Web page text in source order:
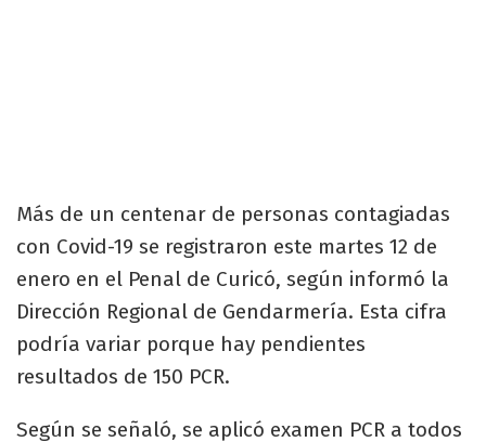
Más de un centenar de personas contagiadas
con Covid-19 se registraron este martes 12 de
enero en el Penal de Curicó, según informó la
Dirección Regional de Gendarmería. Esta cifra
podría variar porque hay pendientes
resultados de 150 PCR.
Según se señaló, se aplicó examen PCR a todos